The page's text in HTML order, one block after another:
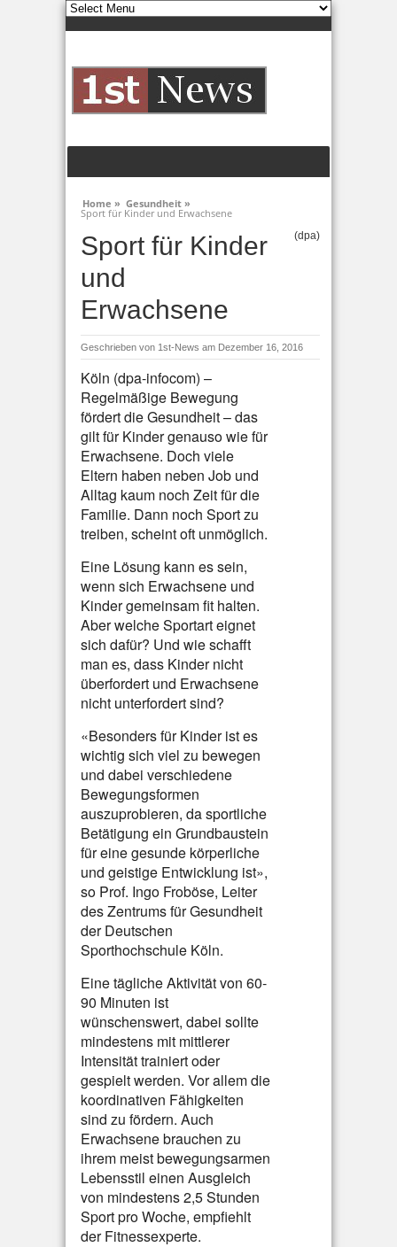
Home » Gesundheit »
Sport für Kinder und Erwachsene
Sport für Kinder
und
Erwachsene
(dpa)
Geschrieben von 1st-News am Dezember 16, 2016
Köln (dpa-infocom) –
Regelmäßige Bewegung
fördert die Gesundheit – das
gilt für Kinder genauso wie für
Erwachsene. Doch viele
Eltern haben neben Job und
Alltag kaum noch Zeit für die
Familie. Dann noch Sport zu
treiben, scheint oft unmöglich.
Eine Lösung kann es sein,
wenn sich Erwachsene und
Kinder gemeinsam fit halten.
Aber welche Sportart eignet
sich dafür? Und wie schafft
man es, dass Kinder nicht
überfordert und Erwachsene
nicht unterfordert sind?
«Besonders für Kinder ist es
wichtig sich viel zu bewegen
und dabei verschiedene
Bewegungsformen
auszuprobieren, da sportliche
Betätigung ein Grundbaustein
für eine gesunde körperliche
und geistige Entwicklung ist»,
so Prof. Ingo Froböse, Leiter
des Zentrums für Gesundheit
der Deutschen
Sporthochschule Köln.
Eine tägliche Aktivität von 60-
90 Minuten ist
wünschenswert, dabei sollte
mindestens mit mittlerer
Intensität trainiert oder
gespielt werden. Vor allem die
koordinativen Fähigkeiten
sind zu fördern. Auch
Erwachsene brauchen zu
ihrem meist bewegungsarmen
Lebensstil einen Ausgleich
von mindestens 2,5 Stunden
Sport pro Woche, empfiehlt
der Fitnessexperte.